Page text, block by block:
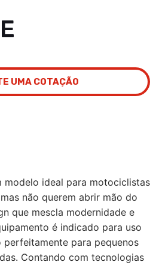
UMA COTAÇÃO
modelo ideal para motociclistas
não querem abrir mão do
que mescla modernidade e
é indicado para uso
para pequenos
Contando com tecnologias